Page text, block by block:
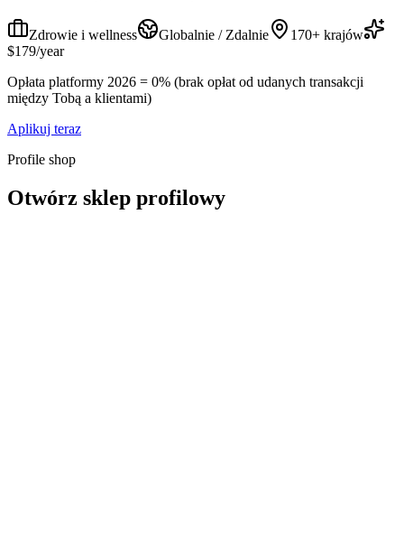
Zdrowie i wellness Globalnie / Zdalnie
170+ krajów
$179/year
Opłata platformy 2026 = 0% (brak opłat od udanych transakcji
między Tobą a klientami)
Aplikuj teraz
Profile shop
Otwórz sklep profilowy